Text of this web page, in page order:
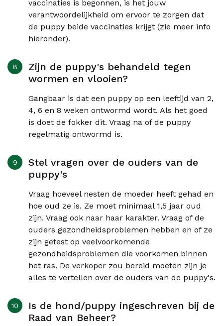
vaccinaties is begonnen, is het jouw
verantwoordelijkheid om ervoor te zorgen dat
de puppy beide vaccinaties krijgt (zie meer info
hieronder).
Zijn de puppy's behandeld tegen
wormen en vlooien?
Gangbaar is dat een puppy op een leeftijd van 2,
4, 6 en 8 weken ontwormd wordt. Als het goed
is doet de fokker dit. Vraag na of de puppy
regelmatig ontwormd is.
Stel vragen over de ouders van de
puppy's
Vraag hoeveel nesten de moeder heeft gehad en
hoe oud ze is. Ze moet minimaal 1,5 jaar oud
zijn. Vraag ook naar haar karakter. Vraag of de
ouders gezondheidsproblemen hebben en of ze
zijn getest op veelvoorkomende
gezondheidsproblemen die voorkomen binnen
het ras. De verkoper zou bereid moeten zijn je
alles te vertellen over de ouders van de puppy's.
Is de hond/puppy ingeschreven bij de
Raad van Beheer?